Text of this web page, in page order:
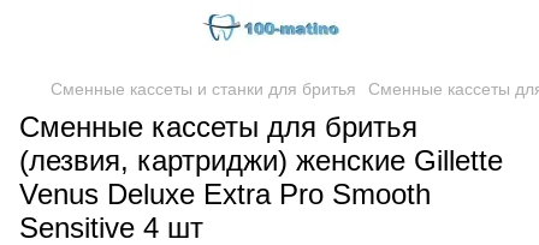
Сменные кассеты и станки для бритья Сменные кассеты
Сменные кассеты для бритья
(лезвия, картриджи) женские Gillette
Venus Deluxe Extra Pro Smooth
Sensitive 4 шт